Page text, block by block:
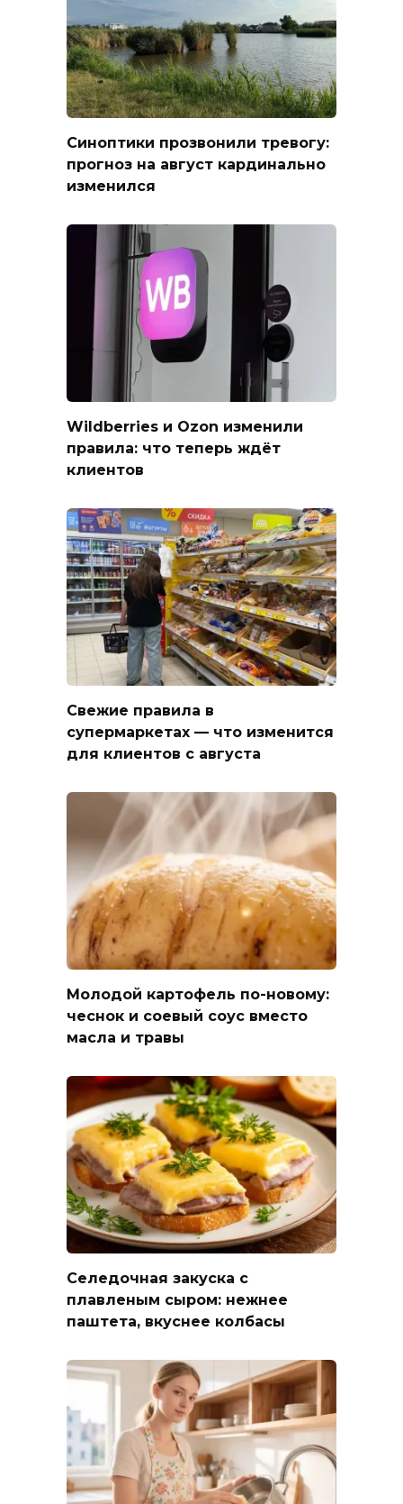
Синоптики прозвонили тревогу:
прогноз на август кардинально
изменился
Wildberries и Ozon изменили
правила: что теперь ждёт
клиентов
Свежие правила в
супермаркетах — что изменится
для клиентов с августа
Молодой картофель по-новому:
чеснок и соевый соус вместо
масла и травы
Селедочная закуска с
плавленым сыром: нежнее
паштета, вкуснее колбасы